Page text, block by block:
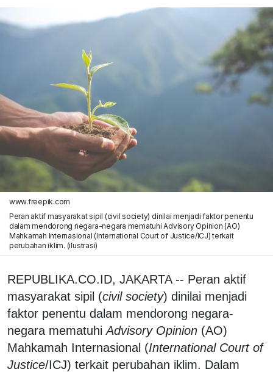
www.freepik.com
Peran aktif masyarakat sipil (civil society) dinilai menjadi faktor penentu
dalam mendorong negara-negara mematuhi Advisory Opinion (AO)
Mahkamah Internasional (International Court of Justice/ICJ) terkait
perubahan iklim. (ilustrasi)
REPUBLIKA.CO.ID, JAKARTA -- Peran aktif
masyarakat sipil (civil society) dinilai menjadi
faktor penentu dalam mendorong negara-
negara mematuhiAdvisory Opinion (AO)
Mahkamah Internasional (International Court of
Justice/ICJ) terkait perubahan iklim. Dalam